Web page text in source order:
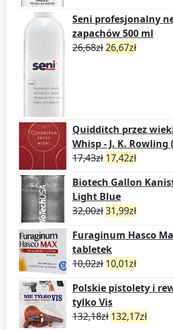
Seni profesjonalny
zapachów 500 ml
26,68zł26,67zł
Quidditch przez
Whisp - J. K. Rowling
17,43zł 17,42zł
Biotech Gallon
Light Blue
32,00zł31,99zł
Furaginum Hasco
tabletek
10,02zł 10,01zł
Polskie pistolety i
tylko Vis
132,18zł 132,17zł